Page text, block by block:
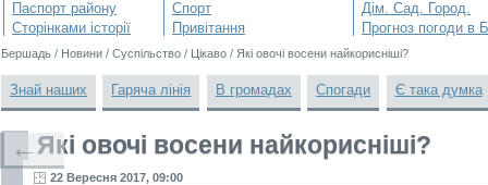
Паспорт району
Сторінками історії
Спорт
Привітання
Дім. Сад. Город.
Прогноз погоди в
Бершадь / Новини / Суспільство / Цікаво / Які овочі восени найкорисніші?
Знай наших Гаряча лінія В громадах Спогади Є така думка
Які овочі восени найкорисніші?
22 Вересня 2017, 09:00
←